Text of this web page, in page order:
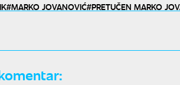
MARKO JOVANOVIĆ PRETUČEN MARKO